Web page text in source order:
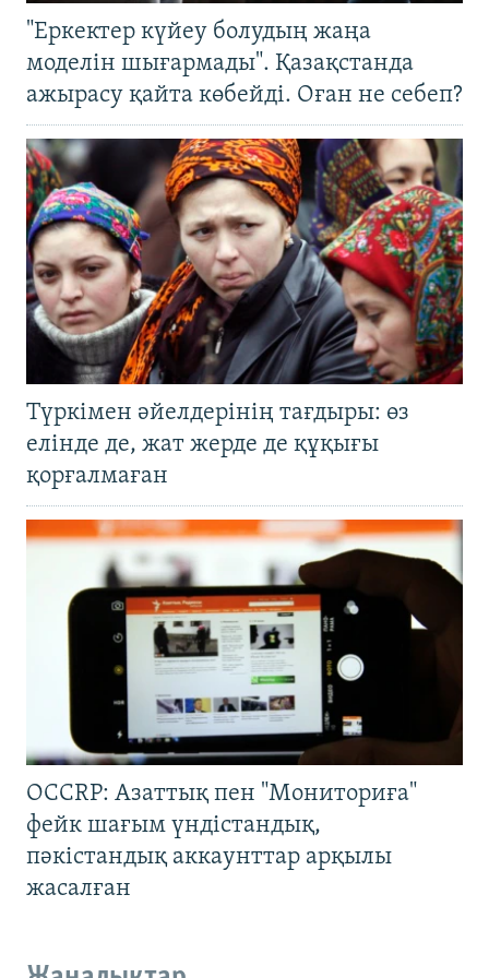
"Еркектер күйеу болудың жаңа
моделін шығармады". Қазақстанда
ажырасу қайта көбейді. Оған не себеп?
Түркімен әйелдерінің тағдыры: өз
елінде де, жат жерде де құқығы
қорғалмаған
OCCRP: Азаттық пен "Мониториға"
фейк шағым үндістандық,
пәкістандық аккаунттар арқылы
жасалған